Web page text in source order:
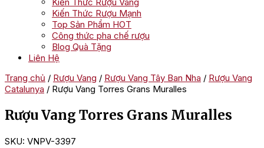
Kiến Thức Rượu Mạnh
Top Sản Phẩm HOT
Công thức pha chế rượu
Blog Quà Tặng
Liên Hệ
Trang chủ / Rượu Vang / Rượu Vang Tây Ban Nha / Rượu Vang
Catalunya / Rượu Vang Torres Grans Muralles
Rượu Vang Torres Grans Muralles
SKU: VNPV-3397